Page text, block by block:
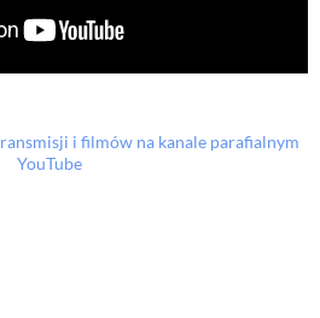
i filmów na kanale parafialnym
YouTube